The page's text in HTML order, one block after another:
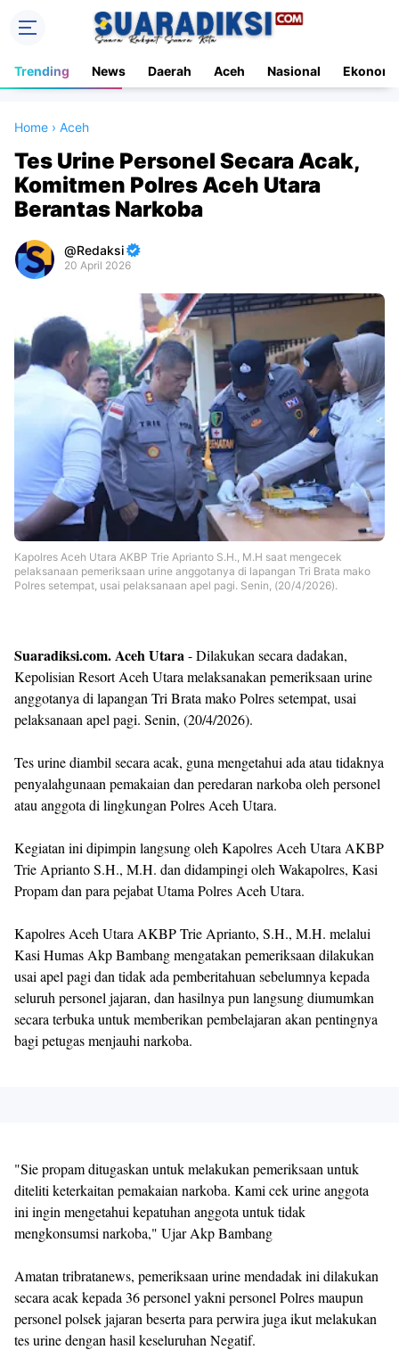
Trending News Daerah Aceh Nasional Ekonomi
Home › Aceh
Tes Urine Personel Secara Acak,
Komitmen Polres Aceh Utara
Berantas Narkoba
Redaksi
20 April 2026
Raushan
Design
With
Kapolres Aceh Utara AKBP Trie Aprianto S.H., M.H saat mengecek
pelaksanaan pemeriksaan urine anggotanya di lapangan Tri Brata mako
Polres setempat, usai pelaksanaan apel pagi. Senin, (20/4/2026).
Suaradiksi.com. Aceh Utara- Dilakukan secara dadakan,
Kepolisian Resort Aceh Utara melaksanakan pemeriksaan urine
anggotanya di lapangan Tri Brata mako Polres setempat, usai
pelaksanaan apel pagi. Senin, (20/4/2026).
Tes urine diambil secara acak, guna mengetahui ada atau tidaknya
penyalahgunaan pemakaian dan peredaran narkoba oleh personel
atau anggota di lingkungan Polres Aceh Utara.
Kegiatan ini dipimpin langsung oleh Kapolres Aceh Utara AKBP
Trie Aprianto S.H., M.H. dan didampingi oleh Wakapolres, Kasi
Propam dan para pejabat Utama Polres Aceh Utara.
Kapolres Aceh Utara AKBP Trie Aprianto, S.H., M.H. melalui
Kasi Humas Akp Bambang mengatakan pemeriksaan dilakukan
usai apel pagi dan tidak ada pemberitahuan sebelumnya kepada
seluruh personel jajaran, dan hasilnya pun langsung diumumkan
secara terbuka untuk memberikan pembelajaran akan pentingnya
bagi petugas menjauhi narkoba.
"Sie propam ditugaskan untuk melakukan pemeriksaan untuk
diteliti keterkaitan pemakaian narkoba. Kami cek urine anggota
ini ingin mengetahui kepatuhan anggota untuk tidak
mengkonsumsi narkoba," Ujar Akp Bambang
Amatan tribratanews, pemeriksaan urine mendadak ini dilakukan
secara acak kepada 36 personel yakni personel Polres maupun
personel polsek jajaran beserta para perwira juga ikut melakukan
tes urine dengan hasil keseluruhan Negatif.